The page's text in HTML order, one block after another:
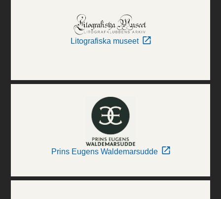
Litografiska museet
Prins Eugens Waldemarsudde